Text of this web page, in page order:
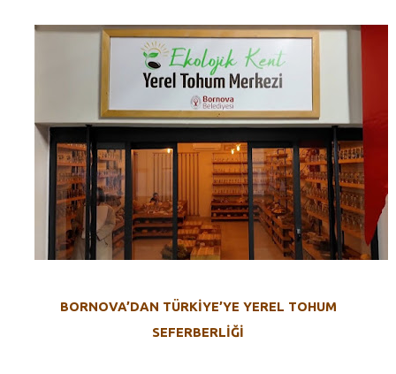
BORNOVA’DAN TÜRKİYE’YE YEREL TOHUM
SEFERBERLİĞİ